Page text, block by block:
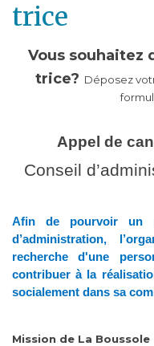
trice
Vous souhaitez
trice? Déposez
Appel de
Conseil
Afin de pourvoir un
d’administration,
recherche d'une
contribuer à la
socialement dans sa
Mission de La Boussole